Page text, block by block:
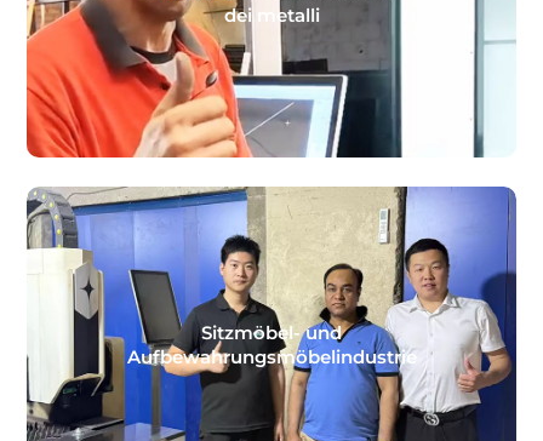
dei metalli
Sitzmöbel- und
Aufbewahrungsmöbelindustrie